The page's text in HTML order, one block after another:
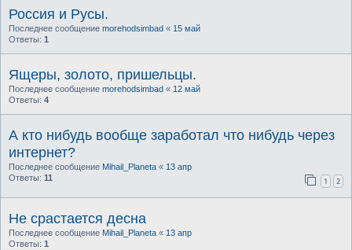
Россия и Русы.
Последнее сообщение morehodsimbad « 15 май
Ответы: 1
Ящеры, золото, пришельцы.
Последнее сообщение morehodsimbad « 12 май
Ответы: 4
А кто нибудь вообще заработал что нибудь через
интернет?
Последнее сообщение Mihail_Planeta « 13 апр
Ответы: 11 1 2
Не срастается десна
Последнее сообщение Mihail_Planeta « 13 апр
Ответы: 1